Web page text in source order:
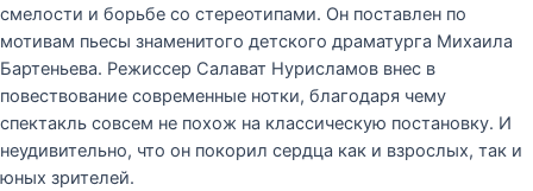
смелости и борьбе со стереотипами. Он поставлен по
мотивам пьесы знаменитого детского драматурга Михаила
Бартеньева. Режиссер Салават Нурисламов внес в
повествование современные нотки, благодаря чему
спектакль совсем не похож на классическую постановку. И
неудивительно, что он покорил сердца как и взрослых, так и
юных зрителей.